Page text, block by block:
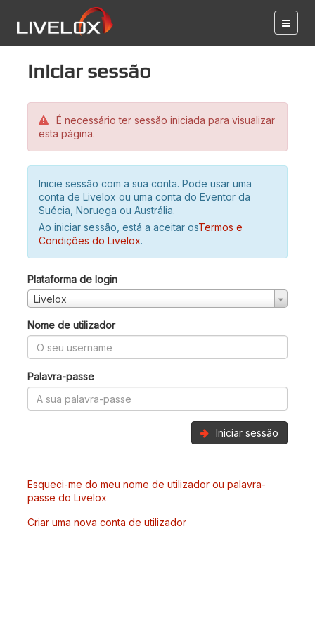
Iniciar sessão
É necessário ter sessão iniciada para visualizar
esta página.
Inicie sessão com a sua conta. Pode usar uma
conta de Livelox ou uma conta do Eventor da
Suécia, Noruega ou Austrália.
Ao iniciar sessão, está a aceitar osTermos e
Condições do Livelox.
Plataforma de login
Livelox
Nome de utilizador
Palavra-passe
Iniciar sessão
Esqueci-me do meu nome de utilizador ou palavra-
passe do Livelox
Criar uma nova conta de utilizador